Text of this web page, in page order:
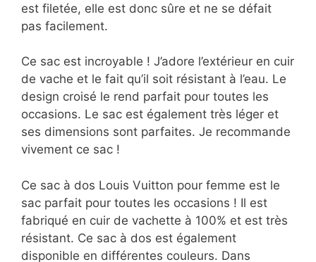
est filetée, elle est donc sûre et ne se défait
pas facilement.
Ce sac est incroyable ! J’adore l’extérieur en cuir
de vache et le fait qu’il soit résistant à l’eau. Le
design croisé le rend parfait pour toutes les
occasions. Le sac est également très léger et
ses dimensions sont parfaites. Je recommande
vivement ce sac !
Ce sac à dos Louis Vuitton pour femme est le
sac parfait pour toutes les occasions ! Il est
fabriqué en cuir de vachette à 100% et est très
résistant. Ce sac à dos est également
disponible en différentes couleurs. Dans